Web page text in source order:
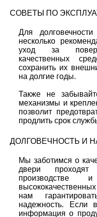
СОВЕТЫ ПО
Для
несколько
уход за
качественных
сохранить их
на долгие годы.
Также не
механизмы и
позволит
продлить срок
ДОЛГОВЕЧНОСТЬ И
Мы заботимся о
двери
производстве
нам
надежность. Если
информация о